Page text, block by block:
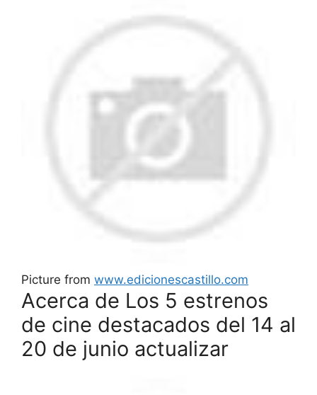
Picture from www.edicionescastillo.com
Acerca de Los 5 estrenos
de cine destacados del 14 al
20 de junio actualizar